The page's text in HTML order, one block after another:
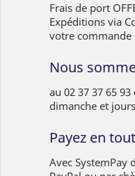
Frais de port
Expéditions via
votre commande
Nous
au 02 37 37 65
dimanche et
Payez en
Avec SystemPay